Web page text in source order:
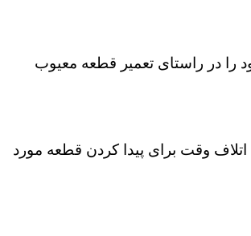
را در راستای تعمیر قطعه معیوب
وقت برای پیدا کردن قطعه مورد